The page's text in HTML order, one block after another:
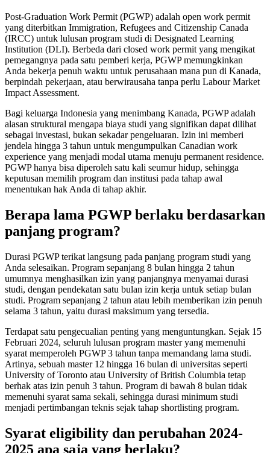
Post-Graduation Work Permit (PGWP) adalah open work permit
yang diterbitkan Immigration, Refugees and Citizenship Canada
(IRCC) untuk lulusan program studi di Designated Learning
Institution (DLI). Berbeda dari closed work permit yang mengikat
pemegangnya pada satu pemberi kerja, PGWP memungkinkan
Anda bekerja penuh waktu untuk perusahaan mana pun di Kanada,
berpindah pekerjaan, atau berwirausaha tanpa perlu Labour Market
Impact Assessment.
Bagi keluarga Indonesia yang menimbang Kanada, PGWP adalah
alasan struktural mengapa biaya studi yang signifikan dapat dilihat
sebagai investasi, bukan sekadar pengeluaran. Izin ini memberi
jendela hingga 3 tahun untuk mengumpulkan Canadian work
experience yang menjadi modal utama menuju permanent residence.
PGWP hanya bisa diperoleh satu kali seumur hidup, sehingga
keputusan memilih program dan institusi pada tahap awal
menentukan hak Anda di tahap akhir.
Berapa lama PGWP berlaku berdasarkan
panjang program?
Durasi PGWP terikat langsung pada panjang program studi yang
Anda selesaikan. Program sepanjang 8 bulan hingga 2 tahun
umumnya menghasilkan izin yang panjangnya menyamai durasi
studi, dengan pendekatan satu bulan izin kerja untuk setiap bulan
studi. Program sepanjang 2 tahun atau lebih memberikan izin penuh
selama 3 tahun, yaitu durasi maksimum yang tersedia.
Terdapat satu pengecualian penting yang menguntungkan. Sejak 15
Februari 2024, seluruh lulusan program master yang memenuhi
syarat memperoleh PGWP 3 tahun tanpa memandang lama studi.
Artinya, sebuah master 12 hingga 16 bulan di universitas seperti
University of Toronto atau University of British Columbia tetap
berhak atas izin penuh 3 tahun. Program di bawah 8 bulan tidak
memenuhi syarat sama sekali, sehingga durasi minimum studi
menjadi pertimbangan teknis sejak tahap shortlisting program.
Syarat eligibility dan perubahan 2024-
2025 apa saja yang berlaku?